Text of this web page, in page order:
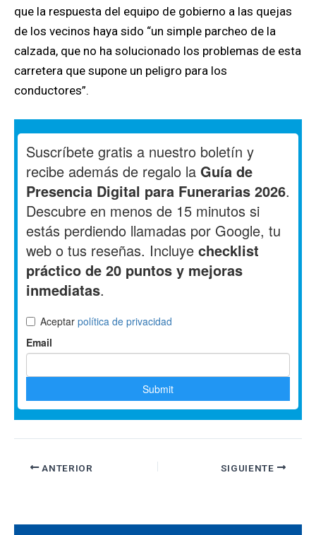
que la respuesta del equipo de gobierno a las quejas
de los vecinos haya sido “un simple parcheo de la
calzada, que no ha solucionado los problemas de esta
carretera que supone un peligro para los
conductores”.
ANTERIOR SIGUIENTE